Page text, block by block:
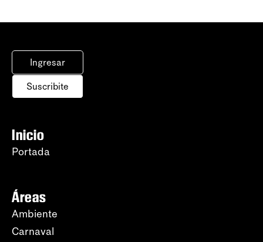
Ingresar
Suscribite
Inicio
Portada
Áreas
Ambiente
Carnaval